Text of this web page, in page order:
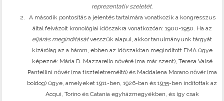
reprezentatív szeletét.
A második pontosítás a jelentés tartalmára vonatkozik a kongresszus
által felvázolt kronológiai időszakra vonatkozóan: 1900-1950. Ha az
eljárás megindításátvesszük alapul, akkor tanulmányunk tárgyát
kizárólag az a három, ebben az időszakban megindított FMA ügye
képezné: Mária D. Mazzarello nővéré (ma már szent), Teresa Valsé
Pantellini nővér (ma tiszteletreméltó) és Maddalena Morano nővér (ma
boldog) ügye, amelyeket 1911-ben, 1926-ban és 1935-ben indítottak az
Acqui, Torino és Catania egyházmegyékben, és így csak